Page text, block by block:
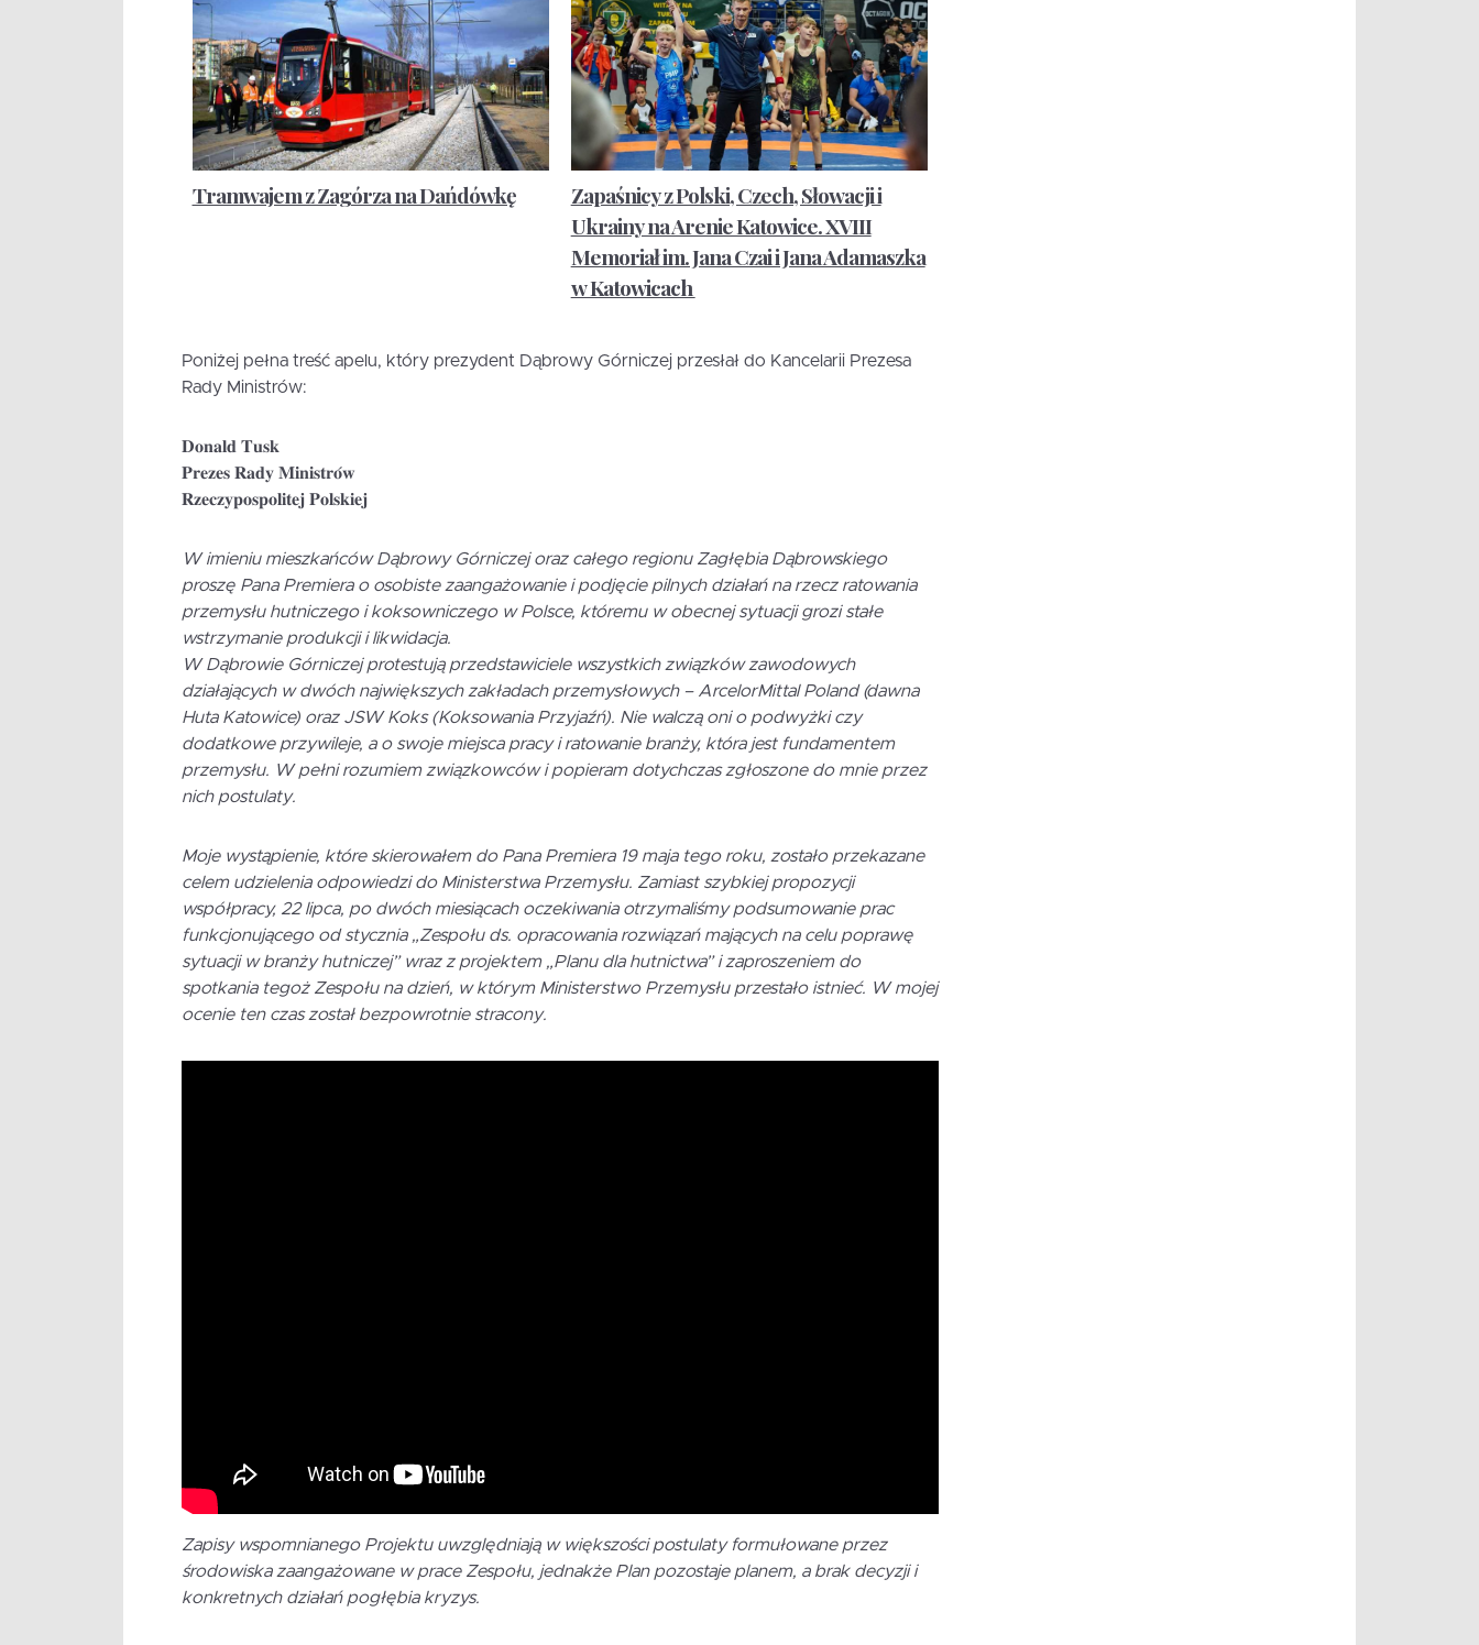
Tramwajem z Zagórza na Dańdówkę
Zapaśnicy z Polski, Czech, Słowacji i
Ukrainy na Arenie Katowice. XVIII
Memoriał im. Jana Czai i Jana Adamaszka
w Katowicach
Poniżej pełna treść apelu, który prezydent Dąbrowy Górniczej przesłał do Kancelarii Prezesa
Rady Ministrów:
𝐃𝐨𝐧𝐚𝐥𝐝 𝐓𝐮𝐬𝐤
𝐏𝐫𝐞𝐳𝐞𝐬 𝐑𝐚𝐝𝐲 𝐌𝐢𝐧𝐢𝐬𝐭𝐫𝐨́𝐰
𝐑𝐳𝐞𝐜𝐳𝐲𝐩𝐨𝐬𝐩𝐨𝐥𝐢𝐭𝐞𝐣 𝐏𝐨𝐥𝐬𝐤𝐢𝐞𝐣
W imieniu mieszkańców Dąbrowy Górniczej oraz całego regionu Zagłębia Dąbrowskiego
proszę Pana Premiera o osobiste zaangażowanie i podjęcie pilnych działań na rzecz ratowania
przemysłu hutniczego i koksowniczego w Polsce, któremu w obecnej sytuacji grozi stałe
wstrzymanie produkcji i likwidacja.
W Dąbrowie Górniczej protestują przedstawiciele wszystkich związków zawodowych
działających w dwóch największych zakładach przemysłowych – ArcelorMittal Poland (dawna
Huta Katowice) oraz JSW Koks (Koksowania Przyjaźń). Nie walczą oni o podwyżki czy
dodatkowe przywileje, a o swoje miejsca pracy i ratowanie branży, która jest fundamentem
przemysłu. W pełni rozumiem związkowców i popieram dotychczas zgłoszone do mnie przez
nich postulaty.
Moje wystąpienie, które skierowałem do Pana Premiera 19 maja tego roku, zostało przekazane
celem udzielenia odpowiedzi do Ministerstwa Przemysłu. Zamiast szybkiej propozycji
współpracy, 22 lipca, po dwóch miesiącach oczekiwania otrzymaliśmy podsumowanie prac
funkcjonującego od stycznia „Zespołu ds. opracowania rozwiązań mających na celu poprawę
sytuacji w branży hutniczej” wraz z projektem „Planu dla hutnictwa” i zaproszeniem do
spotkania tegoż Zespołu na dzień, w którym Ministerstwo Przemysłu przestało istnieć. W mojej
ocenie ten czas został bezpowrotnie stracony.
Zapisy wspomnianego Projektu uwzględniają w większości postulaty formułowane przez
środowiska zaangażowane w prace Zespołu, jednakże Plan pozostaje planem, a brak decyzji i
konkretnych działań pogłębia kryzys.